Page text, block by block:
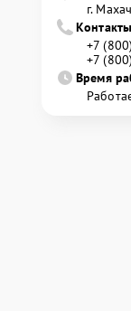
г.
Контакты
+7
+7
Время